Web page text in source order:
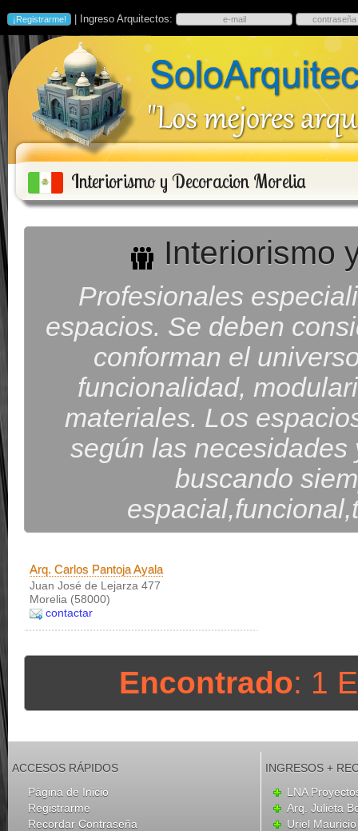
| Ingreso Arquitectos:
Interiorismo y Decoracion Morelia
Interiorismo
Profesionales
espacios. Se deben
conforman el
funcionalidad,
materiales. Los
según las
buscando
Arq. Carlos Pantoja Ayala
Juan José de Lejarza 477
Morelia (58000)
contactar
Encontrado: 1
ACCESOS RÁPIDOS
Página de Inicio
Registrarme
Recordar Contraseña
INGRESOS +
LNA
Arq. Julieta
Uriel